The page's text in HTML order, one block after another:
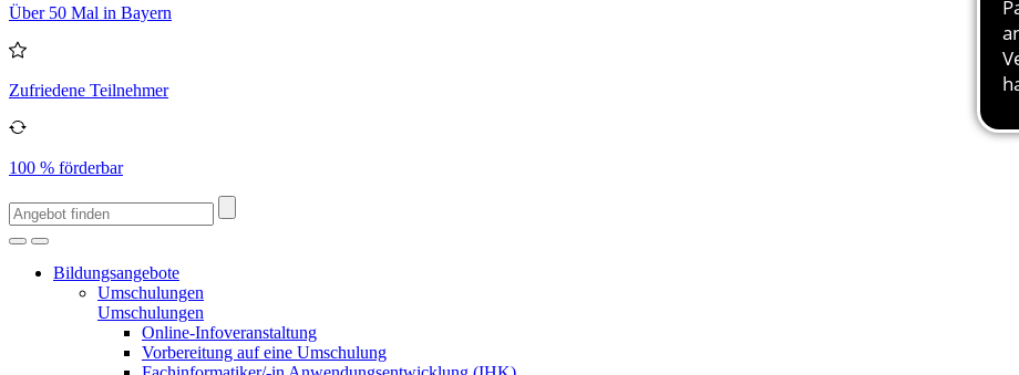
Über 50 Mal in Bayern
Zufriedene Teilnehmer
100 % förderbar
Bildungsangebote
Umschulungen
Umschulungen
Online-Infoveranstaltung
Vorbereitung auf eine Umschulung